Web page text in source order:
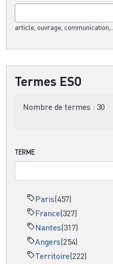
article, ouvrage, communication,....
Termes ESO
Nombre de termes : 30
TERME
Paris(457)
France(327)
Nantes(317)
Angers(254)
Territoire(222)